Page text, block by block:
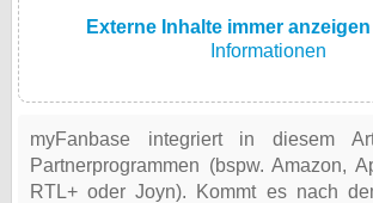
Externe Inhalte immer anzeigen
Informationen
myFanbase integriert in diesem
Partnerprogrammen (bspw. Amazon,
RTL+ oder Joyn). Kommt es nach